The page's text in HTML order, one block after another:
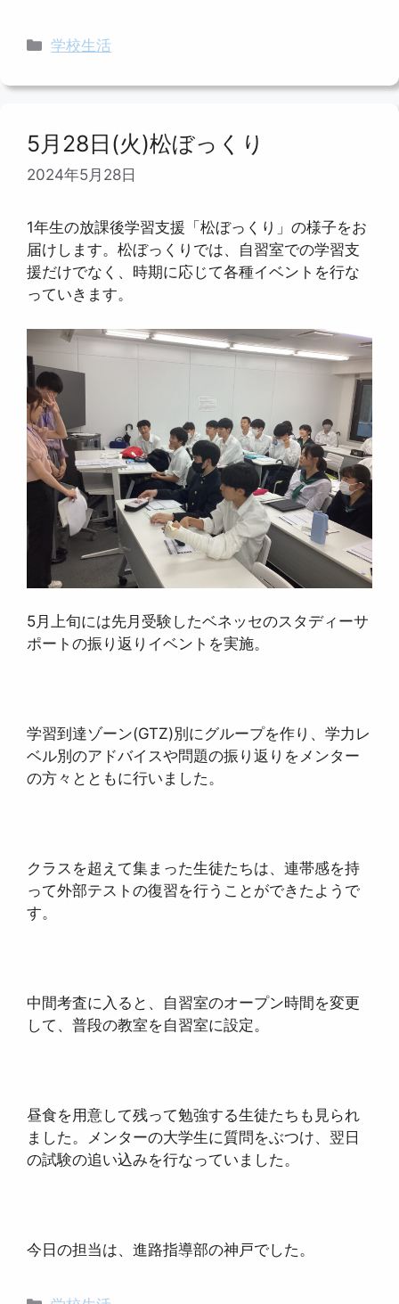
カ
ゴ
ー
学校生活
5月28日(火)松ぼっくり
2024年5月28日
1年生の放課後学習支援「松ぼっくり」の様子をお
届けします。松ぼっくりでは、自習室での学習支
援だけでなく、時期に応じて各種イベントを行な
っていきます。
5月上旬には先月受験したベネッセのスタディーサ
ポートの振り返りイベントを実施。
学習到達ゾーン(GTZ)別にグループを作り、学力レ
ベル別のアドバイスや問題の振り返りをメンター
の方々とともに行いました。
クラスを超えて集まった生徒たちは、連帯感を持
って外部テストの復習を行うことができたようで
す。
中間考査に入ると、自習室のオープン時間を変更
して、普段の教室を自習室に設定。
昼食を用意して残って勉強する生徒たちも見られ
ました。メンターの大学生に質問をぶつけ、翌日
の試験の追い込みを行なっていました。
今日の担当は、進路指導部の神戸でした。